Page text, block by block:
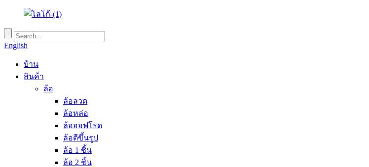
English
บ้าน
สินค้า
ล้อ
ล้อลวด
ล้อหล่อ
ล้อออฟโรด
ล้อตีขึ้นรูป
ล้อ 1 ชิ้น
ล้อ 2 ชิ้น